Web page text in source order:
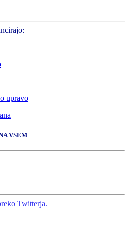
VSEM